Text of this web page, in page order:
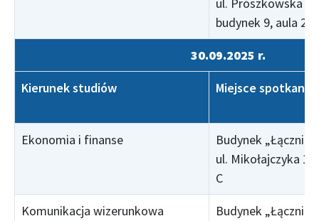
budynek 9, aula 25
30.09.2025 r.
Kierunek studiów
Miejsce spotkania
Ekonomia i finanse
Budynek „Łącznik”,
ul. Mikołajczyka
C
Komunikacja wizerunkowa
Budynek „Łącznik”,